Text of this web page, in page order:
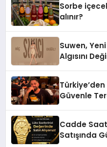
Sorbe
alınır?
Suwen,
Algısını
Güvenle
Cadde
Satışında